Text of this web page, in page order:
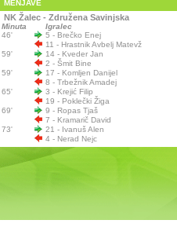
MENJAVE
NK Žalec - Združena Savinjska
Minuta
Igralec
46'
5 - Brečko Enej
11 - Hrastnik Avbelj Matevž
59'
14 - Kveder Jan
2 - Šmit Bine
59'
17 - Komljen Danijel
8 - Trbežnik Amadej
65'
3 - Krejić Filip
19 - Poklečki Žiga
69'
9 - Ropas Tjaš
7 - Kramarič David
73'
21 - Ivanuš Alen
4 - Nerad Nejc